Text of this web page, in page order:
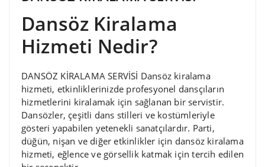
Dansöz Kiralama
Hizmeti Nedir?
DANSÖZ KİRALAMA SERVİSİ Dansöz kiralama
hizmeti, etkinliklerinizde profesyonel dansçıların
hizmetlerini kiralamak için sağlanan bir servistir.
Dansözler, çeşitli dans stilleri ve kostümleriyle
gösteri yapabilen yetenekli sanatçılardır. Parti,
düğün, nişan ve diğer etkinlikler için dansöz kiralama
hizmeti, eğlence ve görsellik katmak için tercih edilen